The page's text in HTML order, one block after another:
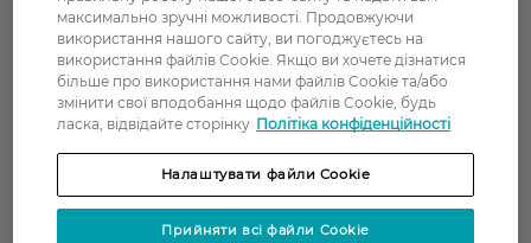
максимально зручні можливості. Продовжуючи
використання нашого сайту, ви погоджуєтесь на
використання файлів Cookie. Якщо ви хочете дізнатися
більше про використання нами файлів Cookie та/або
змінити свої вподобання щодо файлів Cookie, будь
ласка, відвідайте сторінку Політіка конфіденційності
Налаштувати файли Cookie
Прийняти всі файли Cookie